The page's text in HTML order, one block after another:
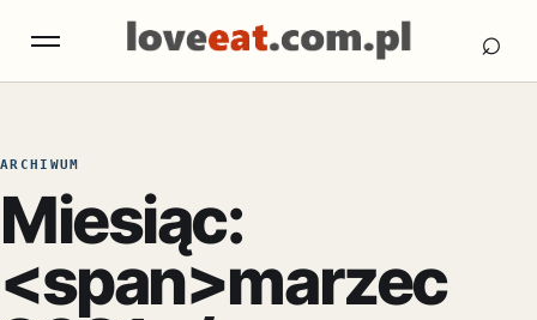
Otwórz menu ⌕
ARCHIWUM
Miesiąc:
<span>marzec